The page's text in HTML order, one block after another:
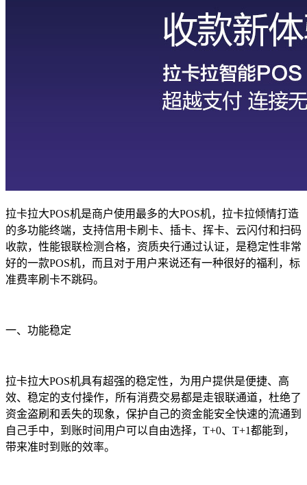
拉卡拉大POS机是商户使用最多的大POS机，拉卡拉倾情打造
的多功能终端，支持信用卡刷卡、插卡、挥卡、云闪付和扫码
收款，性能银联检测合格，资质央行通过认证，是稳定性非常
好的一款POS机，而且对于用户来说还有一种很好的福利，标
准费率刷卡不跳码。
一、功能稳定
拉卡拉大POS机具有超强的稳定性，为用户提供是便捷、高
效、稳定的支付操作，所有消费交易都是走银联通道，杜绝了
资金盗刷和丢失的现象，保护自己的资金能安全快速的流通到
自己手中，到账时间用户可以自由选择， T+0、 T+1都能到，
带来准时到账的效率。